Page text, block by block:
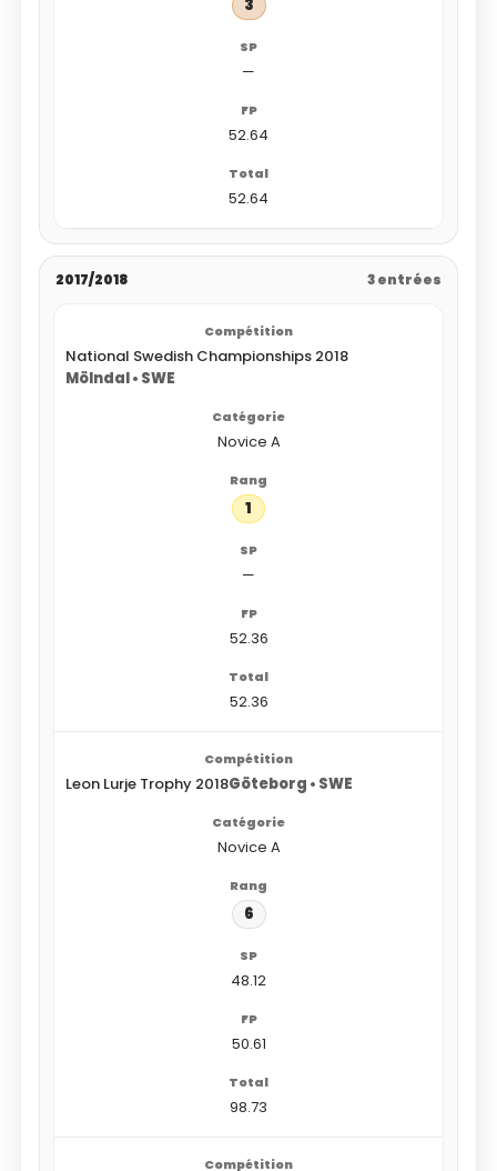
3
—
52.64
52.64
2017/2018 3 entrées
National Swedish Championships 2018
Mölndal • SWE
Novice A
1
—
52.36
52.36
Leon Lurje Trophy 2018Göteborg • SWE
Novice A
6
48.12
50.61
98.73